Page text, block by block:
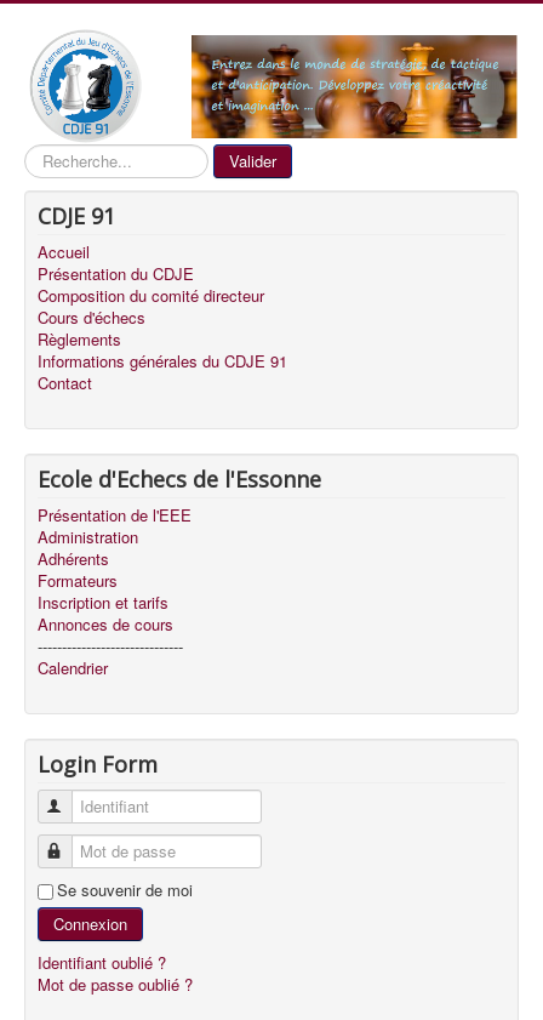
Recherche Valider
CDJE 91
Accueil
Présentation du CDJE
Composition du comité directeur
Cours d'échecs
Règlements
Informations générales du CDJE 91
Contact
Ecole d'Echecs de l'Essonne
Présentation de l'EEE
Administration
Adhérents
Formateurs
Inscription et tarifs
Annonces de cours
------------------------------
Calendrier
Login Form
Identifiant
Mot de passe
Se souvenir de moi
Connexion
Identifiant oublié ?
Mot de passe oublié ?